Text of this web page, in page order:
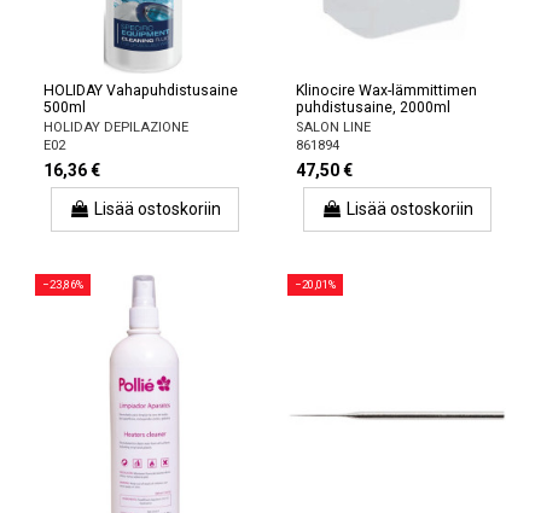
HOLIDAY Vahapuhdistusaine
500ml
HOLIDAY DEPILAZIONE
E02
16,36 €
Lisää ostoskoriin
Klinocire Wax-lämmittimen
puhdistusaine, 2000ml
SALON LINE
861894
47,50 €
Lisää ostoskoriin
−23,86% −20,01%